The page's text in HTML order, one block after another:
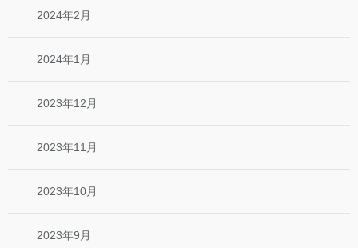
2024年2月
2024年1月
2023年12月
2023年11月
2023年10月
2023年9月